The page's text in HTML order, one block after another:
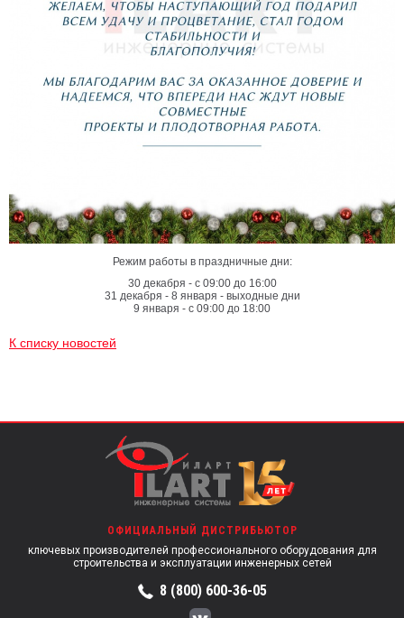
Режим работы в праздничные дни:
30 декабря - с 09:00 до 16:00
31 декабря - 8 января - выходные дни
9 января - с 09:00 до 18:00
К списку новостей
ОФИЦИАЛЬНЫЙ ДИСТРИБЬЮТОР
ключевых производителей профессионального оборудования для
строительства и эксплуатации инженерных сетей
8 (800) 600-36-05